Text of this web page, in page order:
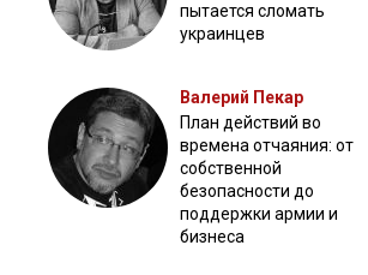
пытается сломать
украинцев
Валерий Пекар
План действий во
времена отчаяния: от
собственной
безопасности до
поддержки армии и
бизнеса